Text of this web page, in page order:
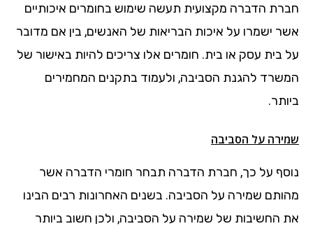
חברת הדברה מקצועית תעשה שימוש בחומרים איכותיים
אשר ישמרו על איכות הבריאות של האנשים, בין אם מדובר
על בית עסק או בית. חומרים אלו צריכים להיות באישור של
המשרד להגנת הסביבה, ולעמוד בתקנים המחמירים
ביותר.
שמירה על הסביבה
נוסף על כך, חברת הדברה תבחר חומרי הדברה אשר
מהותם שמירה על הסביבה. בשנים האחרונות רבים הבינו
את החשיבות של שמירה על הסביבה, ולכן חשוב ביותר